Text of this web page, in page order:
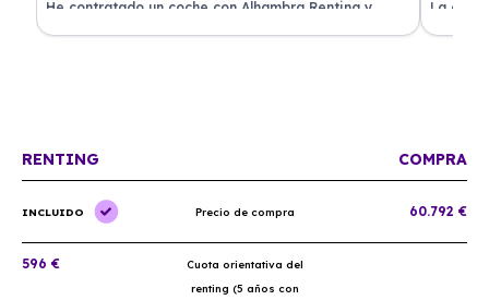
He contratado un coche con Alhambra Renting y
estoy impresionado. Todo ha sido transparente y sin
La
RENTING COMPRA
INCLUIDO Precio de compra 60.792 €
596 €
Cuota orientativa del
renting (5 años con